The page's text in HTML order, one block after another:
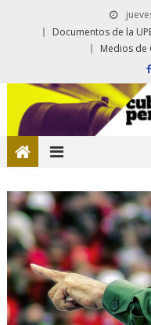
Documentos de la
Medios de